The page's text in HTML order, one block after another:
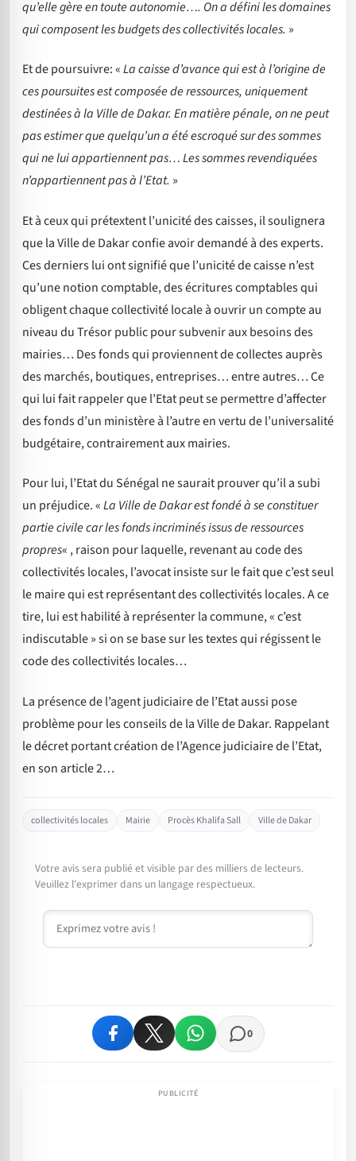
qu’elle gère en toute autonomie…. On a défini les domaines
qui composent les budgets des collectivités locales. »
Et de poursuivre: «La caisse d’avance qui est à l’origine de
ces poursuites est composée de ressources, uniquement
destinées à la Ville de Dakar. En matière pénale, on ne peut
pas estimer que quelqu’un a été escroqué sur des sommes
qui ne lui appartiennent pas… Les sommes revendiquées
n’appartiennent pas à l’Etat. »
Et à ceux qui prétextent l’unicité des caisses, il soulignera
que la Ville de Dakar confie avoir demandé à des experts.
Ces derniers lui ont signifié que l’unicité de caisse n’est
qu’une notion comptable, des écritures comptables qui
obligent chaque collectivité locale à ouvrir un compte au
niveau du Trésor public pour subvenir aux besoins des
mairies… Des fonds qui proviennent de collectes auprès
des marchés, boutiques, entreprises… entre autres… Ce
qui lui fait rappeler que l’Etat peut se permettre d’affecter
des fonds d’un ministère à l’autre en vertu de l’universalité
budgétaire, contrairement aux mairies.
Pour lui, l’Etat du Sénégal ne saurait prouver qu’il a subi
un préjudice. «La Ville de Dakar est fondé à se constituer
partie civile car les fonds incriminés issus de ressources
propres« , raison pour laquelle, revenant au code des
collectivités locales, l’avocat insiste sur le fait que c’est seul
le maire qui est représentant des collectivités locales. A ce
tire, lui est habilité à représenter la commune, « c’est
indiscutable » si on se base sur les textes qui régissent le
code des collectivités locales…
La présence de l’agent judiciaire de l’Etat aussi pose
problème pour les conseils de la Ville de Dakar. Rappelant
le décret portant création de l’Agence judiciaire de l’Etat,
en son article 2…
collectivités locales Mairie Procès Khalifa Sall Ville de Dakar
Votre avis sera publié et visible par des milliers de lecteurs.
Veuillez l'exprimer dans un langage respectueux.
Commentaire
0